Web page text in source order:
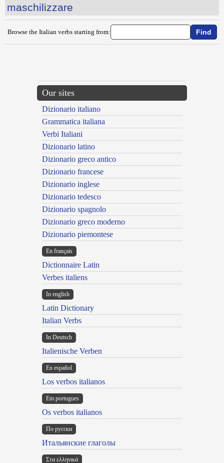
maschilizzare
Browse the Italian verbs starting from:
Our sites
Dizionario italiano
Grammatica italiana
Verbi Italiani
Dizionario latino
Dizionario greco antico
Dizionario francese
Dizionario inglese
Dizionario tedesco
Dizionario spagnolo
Dizionario greco moderno
Dizionario piemontese
En français
Dictionnaire Latin
Verbes italiens
In english
Latin Dictionary
Italian Verbs
In Deutsch
Italienische Verben
En español
Los verbos italianos
Em portugues
Os verbos italianos
По русски
Итальянские глаголы
Στα ελληνικά